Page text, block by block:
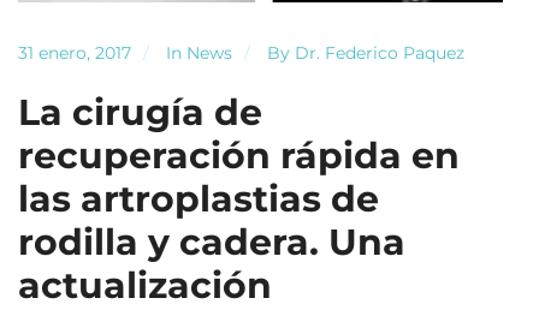
31 enero, 2017 In News By Dr. Federico Paquez
La cirugía de
recuperación rápida en
las artroplastias de
rodilla y cadera. Una
actualización